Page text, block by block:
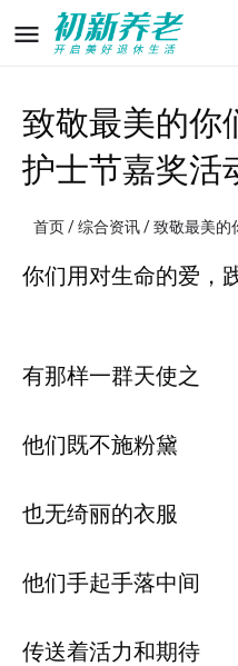
致敬最美的
护士节嘉奖活
首页/综合资讯/ 致敬最美的
你们用对生命的爱，
有那样一群天使之
他们既不施粉黛
也无绮丽的衣服
他们手起手落中间
传送着活力和期待